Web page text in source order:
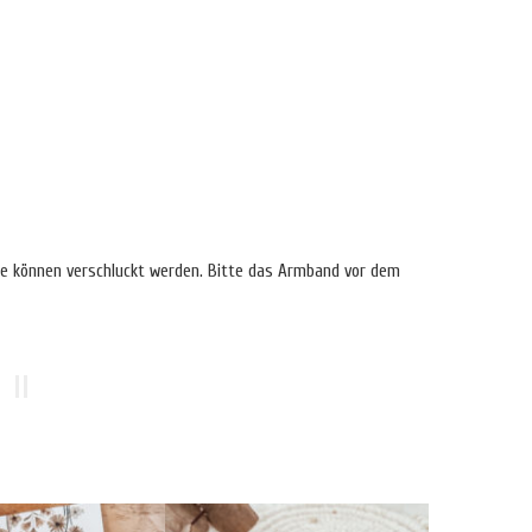
können verschluckt werden. Bitte das Armband vor dem